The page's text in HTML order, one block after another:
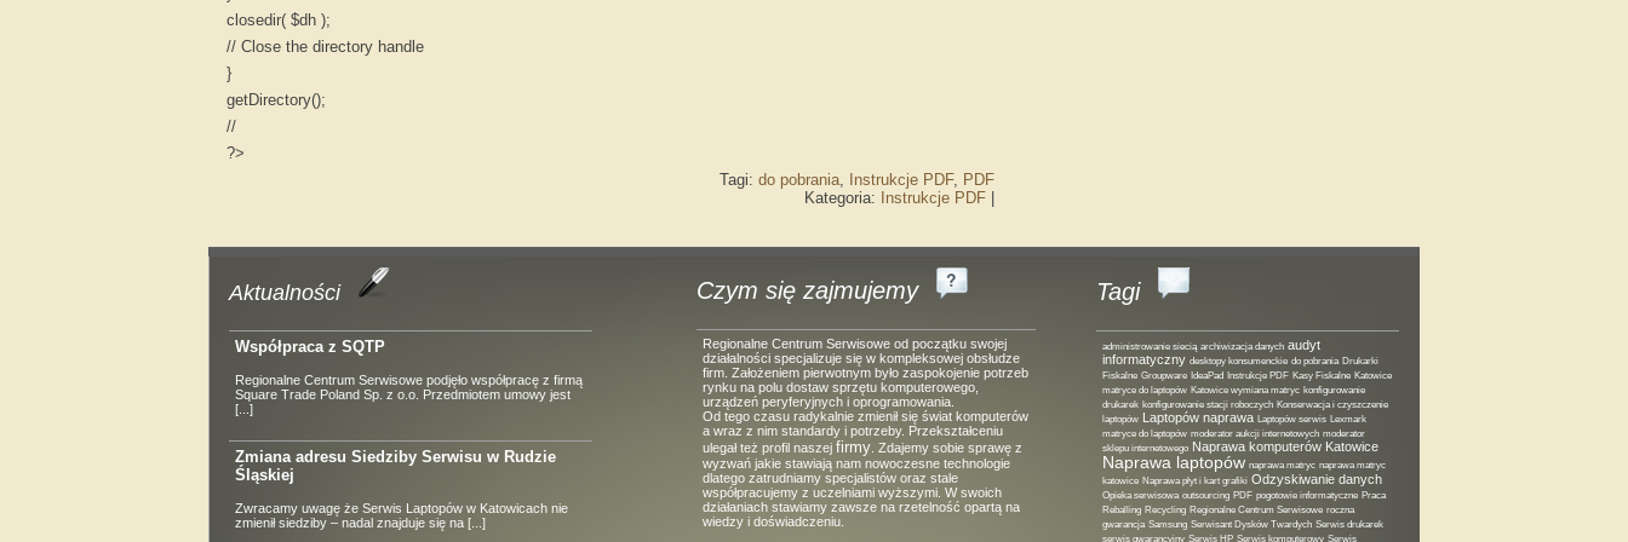
closedir( $dh );
// Close the directory handle
}
getDirectory();
//
?>
Tagi: do pobrania Instrukcje PDF, PDF
Kategoria: Instrukcje PDF |
Aktualności
Współpraca z SQTP
Regionalne Centrum Serwisowe podjęło współpracę z firmą
Square Trade Poland Sp. z o.o. Przedmiotem umowy jest
[...]
Zmiana adresu Siedziby Serwisu w Rudzie
Śląskiej
Zwracamy uwagę że Serwis Laptopów w Katowicach nie
zmienił siedziby – nadal znajduje się na [...]
Czym się zajmujemy
Regionalne Centrum Serwisowe od początku swojej
działalności specjalizuje się w kompleksowej obsłudze
firm. Założeniem pierwotnym było zaspokojenie potrzeb
rynku na polu dostaw sprzętu komputerowego,
urządzeń peryferyjnych i oprogramowania.
Od tego czasu radykalnie zmienił się świat komputerów
a wraz z nim standardy i potrzeby. Przekształceniu
ulegał też profil naszej firmy . Zdajemy sobie sprawę z
wyzwań jakie stawiają nam nowoczesne technologie
dlatego zatrudniamy specjalistów oraz stale
współpracujemy z uczelniami wyższymi. W swoich
działaniach stawiamy zawsze na rzetelność opartą na
wiedzy i doświadczeniu.
Tagi
administrowanie siecią archiwizacja danych audyt
informatyczny desktopy konsumenckie do pobrania Drukarki
Fiskalne Groupware IdeaPad Instrukcje PDF Kasy Fiskalne Katowice
matryce do laptopów Katowice wymiana matryc konfigurowanie
drukarek konfigurowanie stacji roboczych Konserwacja i czyszczenie
laptopów Laptopów naprawa Laptopów serwis Lexmark
matryce do laptopów moderator aukcji internetowych moderator
sklepu internetowego Naprawa komputerów Katowice
Naprawa laptopów naprawa matryc naprawa matryc
katowice Naprawa płyt i kart grafiki Odzyskiwanie danych
Opieka serwisowa outsourcing PDF pogotowie informatyczne Praca
Reballing Recycling Regionalne Centrum Serwisowe roczna
gwarancja Samsung Serwisant Dysków Twardych Serwis drukarek
serwis gwarancyjny Serwis HP Serwis komputerowy Serwis